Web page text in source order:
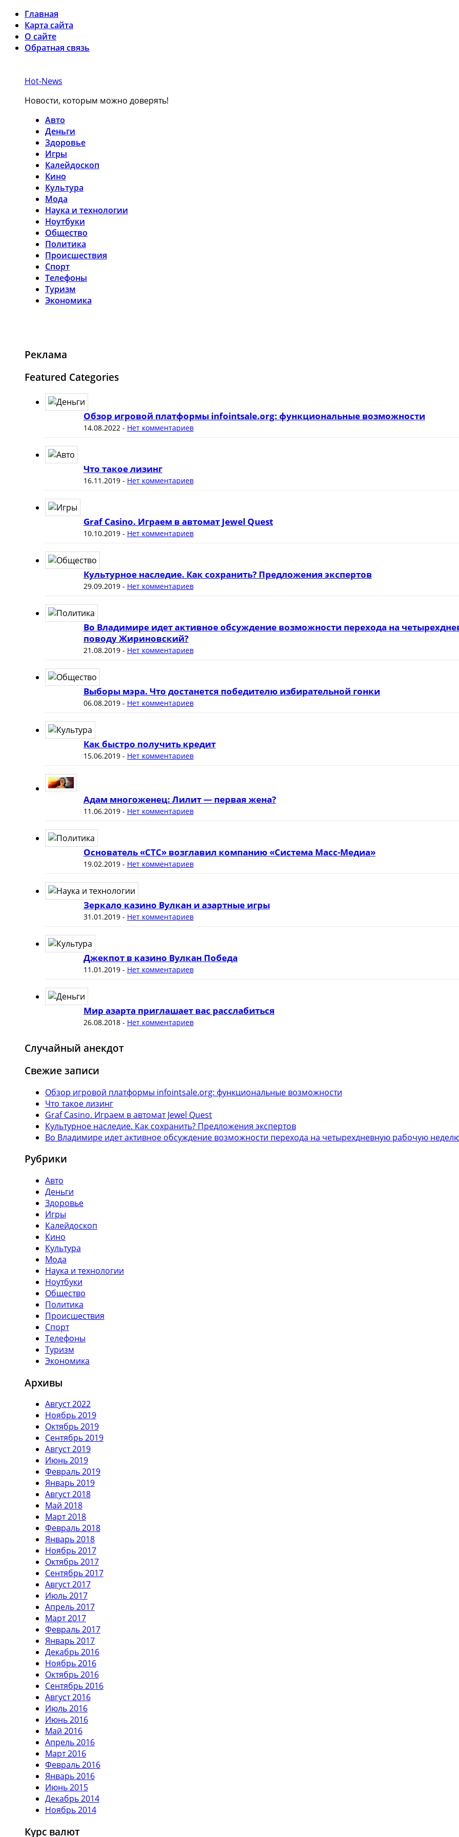
Главная
Карта сайта
О сайте
Обратная связь
Hot-News
Новости, которым можно доверять!
Авто
Деньги
Здоровье
Игры
Калейдоскоп
Кино
Культура
Мода
Наука и технологии
Ноутбуки
Общество
Политика
Происшествия
Спорт
Телефоны
Туризм
Экономика
Реклама
Featured Categories
Обзор игровой платформы infointsale.org: функциональные возможности
14.08.2022 - Нет комментариев
Что такое лизинг
16.11.2019- Нет комментариев
Graf Casino. Играем в автомат Jewel Quest
10.10.2019- Нет комментариев
Культурное наследие. Как сохранить? Предложения экспертов
29.09.2019- Нет комментариев
Во Владимире идет активное обсуждение возможности перехода на
поводу Жириновский?
21.08.2019- Нет комментариев
Выборы мэра. Что достанется победителю избирательной гонки
06.08.2019- Нет комментариев
Как быстро получить кредит
15.06.2019- Нет комментариев
Адам многоженец: Лилит — первая жена?
11.06.2019- Нет комментариев
Основатель «СТС» возглавил компанию «Система Масс-Медиа»
19.02.2019- Нет комментариев
Зеркало казино Вулкан и азартные игры
31.01.2019- Нет комментариев
Джекпот в казино Вулкан Победа
11.01.2019- Нет комментариев
Мир азарта приглашает вас расслабиться
26.08.2018- Нет комментариев
Случайный анекдот
Свежие записи
Обзор игровой платформы infointsale.org: функциональные возможности
Что такое лизинг
Graf Casino. Играем в автомат Jewel Quest
Культурное наследие. Как сохранить? Предложения экспертов
Во Владимире идет активное обсуждение возможности перехода на четырехдневную рабочую
Рубрики
Авто
Деньги
Здоровье
Игры
Калейдоскоп
Кино
Культура
Мода
Наука и технологии
Ноутбуки
Общество
Политика
Происшествия
Спорт
Телефоны
Туризм
Экономика
Архивы
Август 2022
Ноябрь 2019
Октябрь 2019
Сентябрь 2019
Август 2019
Июнь 2019
Февраль 2019
Январь 2019
Август 2018
Май 2018
Март 2018
Февраль 2018
Январь 2018
Ноябрь 2017
Октябрь 2017
Сентябрь 2017
Август 2017
Июль 2017
Апрель 2017
Март 2017
Февраль 2017
Январь 2017
Декабрь 2016
Ноябрь 2016
Октябрь 2016
Сентябрь 2016
Август 2016
Июль 2016
Июнь 2016
Май 2016
Апрель 2016
Март 2016
Февраль 2016
Январь 2016
Июнь 2015
Декабрь 2014
Ноябрь 2014
Курс валют